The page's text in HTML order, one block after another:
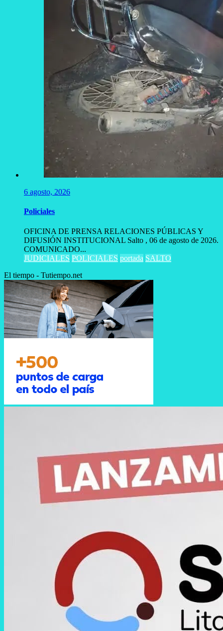
6 agosto, 2026
Policiales
OFICINA DE PRENSA RELACIONES PÚBLICAS Y
DIFUSIÓN INSTITUCIONAL Salto , 06 de agosto de 2026.
COMUNICADO...
JUDICIALES POLICIALES portada SALTO
El tiempo - Tutiempo.net